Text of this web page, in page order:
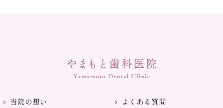
当院の想い
よくある質問